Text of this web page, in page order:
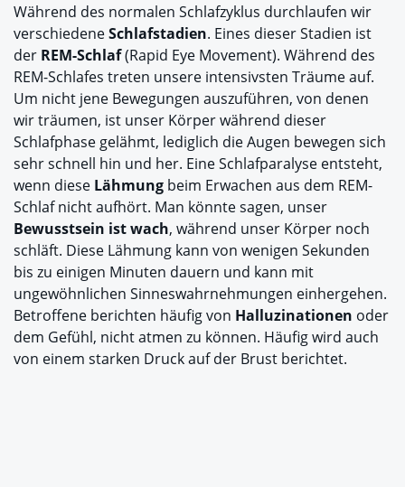
Während des normalen Schlafzyklus durchlaufen wir
verschiedeneSchlafstadien. Eines dieser Stadien ist
der REM-Schlaf(Rapid Eye Movement). Während des
REM-Schlafes treten unsere intensivsten Träume auf.
Um nicht jene Bewegungen auszuführen, von denen
wir träumen, ist unser Körper während dieser
Schlafphase gelähmt, lediglich die Augen bewegen sich
sehr schnell hin und her. Eine Schlafparalyse entsteht,
wenn diese Lähmung beim Erwachen aus dem REM-
Schlaf nicht aufhört. Man könnte sagen, unser
Bewusstsein ist wach, während unser Körper noch
schläft. Diese Lähmung kann von wenigen Sekunden
bis zu einigen Minuten dauern und kann mit
ungewöhnlichen Sinneswahrnehmungen einhergehen.
Betroffene berichten häufig von Halluzinationen oder
dem Gefühl, nicht atmen zu können. Häufig wird auch
von einem starken Druck auf der Brust berichtet.